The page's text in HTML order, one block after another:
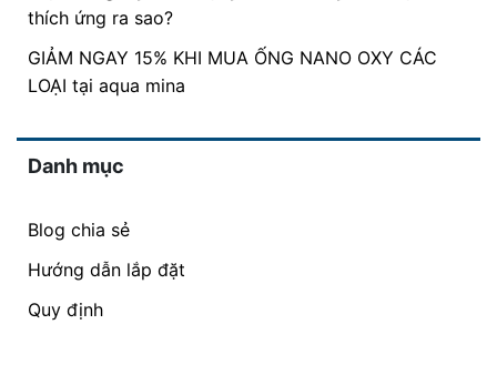
thích ứng ra sao?
GIẢM NGAY 15% KHI MUA ỐNG NANO OXY CÁC
LOẠI tại aqua mina
Danh mục
Blog chia sẻ
Hướng dẫn lắp đặt
Quy định